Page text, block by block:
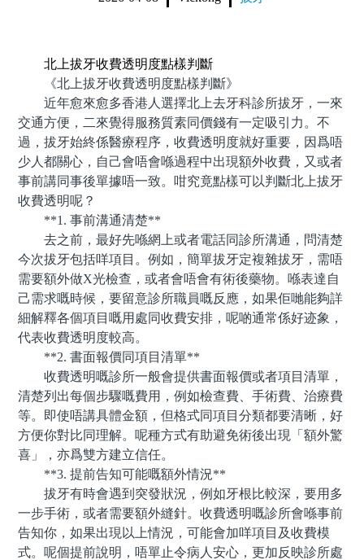
北上拔牙收費透明度點樣判斷
《北上拔牙收費透明度點樣判斷》
近年愈來愈多香港人選擇北上去牙科診所拔牙，一來
交通方便，二來覺得服務質素同價錢有一定吸引力。不
過，拔牙始終係醫療程序，收費透明度就好重要，因爲唔
少人都關心，自己會唔會喺過程中出現額外收費，又或者
事前講同事後單據唔一致。咁究竟點樣可以判斷北上拔牙
收費透明呢？
**1. 事前溝通清楚**
去之前，最好先喺網上或者電話同診所溝通，問清楚
今次拔牙包括咩項目。例如，簡單拔牙定複雜拔牙，需唔
需要額外做X光檢查，或者會唔會有術後藥物。喺表達自
己需求嘅時候，要留意診所職員嘅反應，如果佢哋能夠詳
細解釋各個項目嘅用處同收費安排，呢啲通常係好迹象，
代表收費透明度較高。
**2. 書面報價同項目清單**
收費透明嘅診所一般會提供書面報價或者項目清單，
清楚列出每個步驟嘅費用，例如檢查費、手術費、治療費
等。即使唔講具體金額，但格式同項目分類都要清晰，好
方便你對比同理解。呢種方式有助避免術後出現「額外驚
喜」，亦爲雙方建立信任。
**3. 提前告知可能嘅額外情況**
拔牙有時會遇到突發狀況，例如牙根比較深，要用多
一步手術，或者需要額外縫針。收費透明嘅診所會喺事前
告知你，如果出現以上情況，可能會加咩項目及收費模
式。呢個提前說明，唔單止令病人安心，更加反映診所處